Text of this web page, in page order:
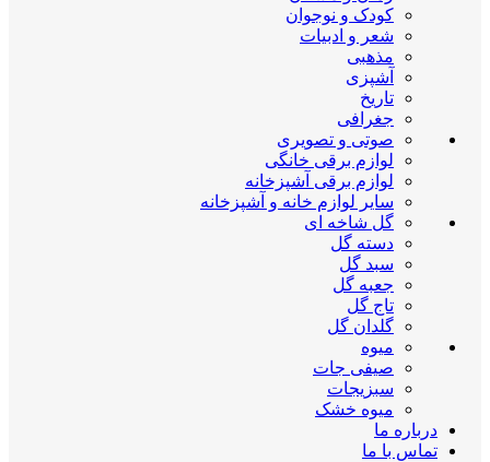
کودک و نوجوان
شعر و ادبیات
مذهبی
آشپزی
تاریخ
جغرافی
صوتی و تصویری
لوازم برقی خانگی
لوازم برقی آشپزخانه
سایر لوازم خانه و آشپزخانه
گل شاخه ای
دسته گل
سبد گل
جعبه گل
تاج گل
گلدان گل
میوه
صیفی جات
سبزیجات
میوه خشک
درباره ما
تماس با ما